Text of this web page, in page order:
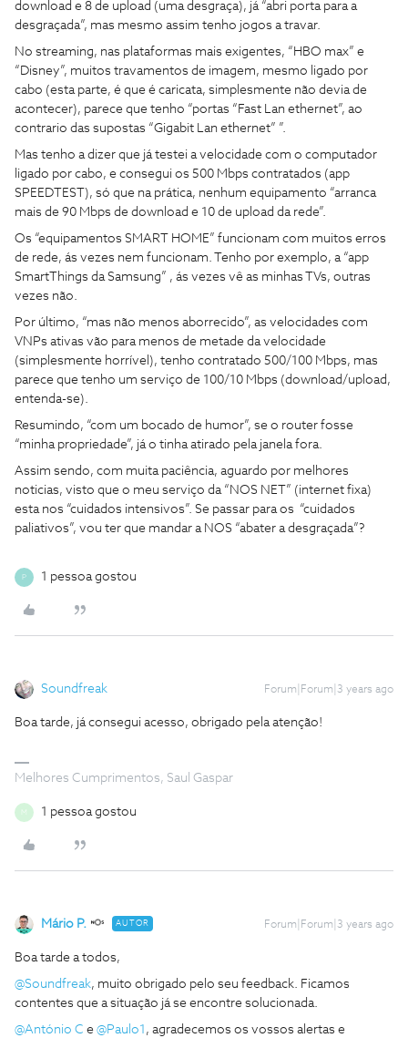
download e 8 de upload (uma desgraça), já “abri porta para a
desgraçada”, mas mesmo assim tenho jogos a travar.
No streaming, nas plataformas mais exigentes, “HBO max” e
“Disney”, muitos travamentos de imagem, mesmo ligado por
cabo (esta parte, é que é caricata, simplesmente não devia de
acontecer), parece que tenho “portas “Fast Lan ethernet”, ao
contrario das supostas “Gigabit Lan ethernet” ”.
Mas tenho a dizer que já testei a velocidade com o computador
ligado por cabo, e consegui os 500 Mbps contratados (app
SPEEDTEST), só que na prática, nenhum equipamento “arranca
mais de 90 Mbps de download e 10 de upload da rede”.
Os “equipamentos SMART HOME” funcionam com muitos erros
de rede, ás vezes nem funcionam. Tenho por exemplo, a “app
SmartThings da Samsung” , ás vezes vê as minhas TVs, outras
vezes não.
Por último, “mas não menos aborrecido”, as velocidades com
VNPs ativas vão para menos de metade da velocidade
(simplesmente horrível), tenho contratado 500/100 Mbps, mas
parece que tenho um serviço de 100/10 Mbps (download/upload,
entenda-se).
Resumindo, “com um bocado de humor”, se o router fosse
“minha propriedade”, já o tinha atirado pela janela fora.
Assim sendo, com muita paciência, aguardo por melhores
noticias, visto que o meu serviço da “NOS NET” (internet fixa)
esta nos “cuidados intensivos”. Se passar para os “cuidados
paliativos”, vou ter que mandar a NOS “abater a desgraçada”?
P 1 pessoa gostou
Soundfreak Forum|Forum|3 years ago
Boa tarde, já consegui acesso, obrigado pela atenção!
Melhores Cumprimentos, Saul Gaspar
M 1 pessoa gostou
Mário P. AUTOR Forum|Forum|3 years ago
Boa tarde a todos,
@Soundfreak, muito obrigado pelo seu feedback. Ficamos
contentes que a situação já se encontre solucionada.
@António C e @Paulo1 , agradecemos os vossos alertas e